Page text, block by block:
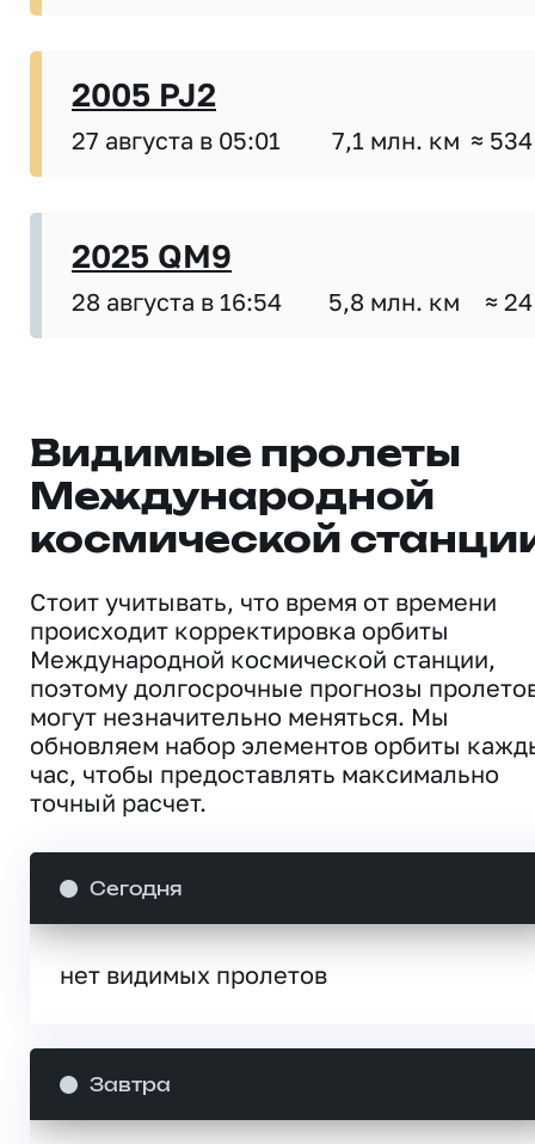
2005 PJ2
27 августа в 05:01 7,1 млн. км ≈
2025 QM9
28 августа в 16:54 5,8 млн. км ≈
Видимые пролеты
Международной
космической
Стоит учитывать, что время от времени
происходит корректировка орбиты
Международной космической станции,
поэтому долгосрочные прогнозы
могут незначительно меняться. Мы
обновляем набор элементов орбиты
час, чтобы предоставлять максимально
точный расчет.
Сегодня
нет видимых пролетов
Завтра